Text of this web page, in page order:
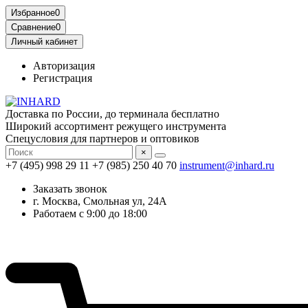
Избранное0
Сравнение0
Личный кабинет
Авторизация
Регистрация
Доставка по России, до терминала бесплатно
Широкий ассортимент режущего инструмента
Спецусловия для партнеров и оптовиков
×
+7 (495) 998 29 11 +7 (985) 250 40 70 instrument@inhard.ru
Заказать звонок
г. Москва, Смольная ул, 24А
Работаем с 9:00 до 18:00